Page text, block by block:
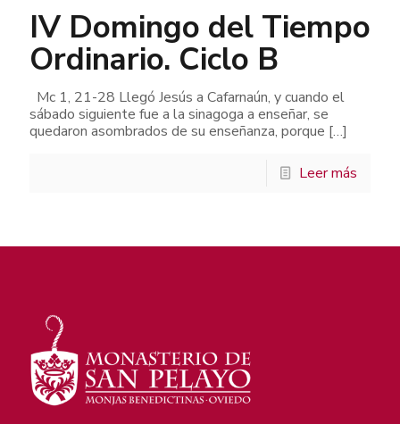
IV Domingo del Tiempo
Ordinario. Ciclo B
Mc 1, 21-28 Llegó Jesús a Cafarnaún, y cuando el
sábado siguiente fue a la sinagoga a enseñar, se
quedaron asombrados de su enseñanza, porque […]
Leer más